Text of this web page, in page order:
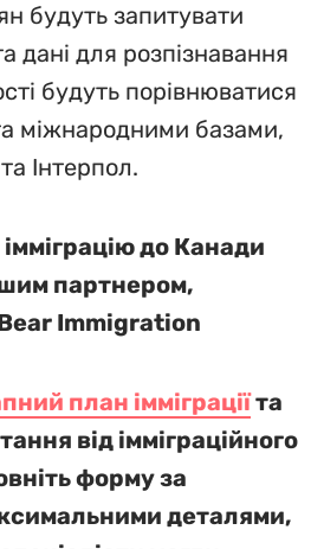
будуть запитувати
дані для розпізнавання
будуть порівнюватися
міжнародними базами,
Інтерпол.
до Канади
партнером,
Immigration
план імміграціїта
від імміграційного
форму за
деталями,